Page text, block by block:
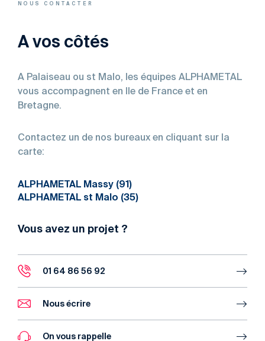
NOUS CONTACTER
A vos côtés
A Palaiseau ou st Malo, les équipes ALPHAMETAL
vous accompagnent en Ile de France et en
Bretagne.
Contactez un de nos bureaux en cliquant sur la
carte:
ALPHAMETAL Massy (91)
ALPHAMETAL st Malo (35)
Vous avez un projet ?
01 64 86 56 92
Nous écrire
On vous rappelle